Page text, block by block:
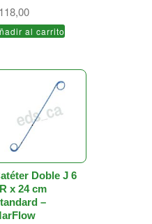
al carrito
Doble J 6
x 24 cm
–